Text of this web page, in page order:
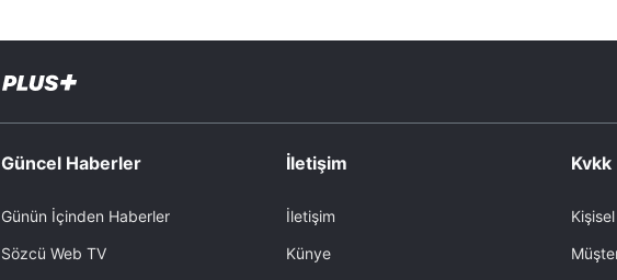
Güncel Haberler
Günün İçinden Haberler
Sözcü Web TV
İletişim
İletişim
Künye
Kvkk